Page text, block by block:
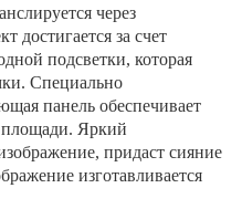
через
достигается за счет
подсветки, которая
Специально
панель обеспечивает
площади. Яркий
придаст сияние
изготавливается